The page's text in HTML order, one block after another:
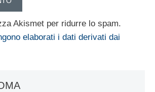
Akismet per ridurre lo spam.
elaborati i dati derivati dai